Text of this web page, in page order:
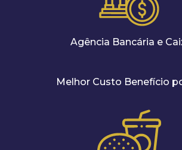
Agência Bancária e
Melhor Custo Benefício